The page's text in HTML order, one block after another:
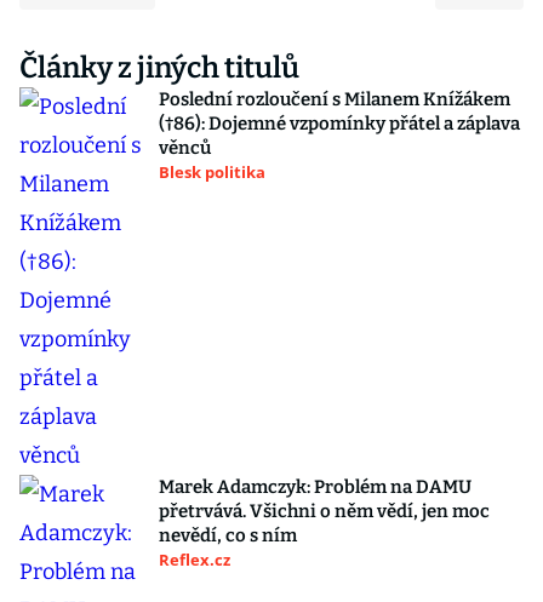
Články z jiných titulů
Poslední rozloučení s Milanem Knížákem
(†86): Dojemné vzpomínky přátel a záplava
věnců
Blesk politika
Marek Adamczyk: Problém na DAMU
přetrvává. Všichni o něm vědí, jen moc
nevědí, co s ním
Reflex.cz